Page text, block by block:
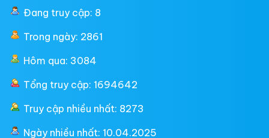
Đang truy cập: 8
Trong ngày: 2861
Hôm qua: 3084
Tổng truy cập: 1694642
Truy cập nhiều nhất: 8273
Ngày nhiều nhất: 10.04.2025